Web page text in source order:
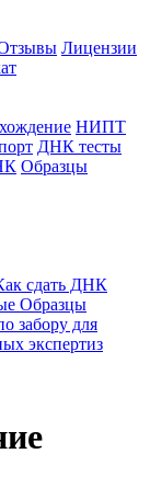
Лицензии
НИПТ
ДНК тесты
Образцы
сдать ДНК
Образцы
забору для
экспертиз